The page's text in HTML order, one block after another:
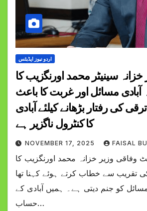
اردو نیوز اپڈیٹس
سینیٹر محمد اورنگزیب کا
آبادی مسائل اور غربت کا باعث
کی رفتار بڑھانے کیلئے آبادی
کا کنٹرول ناگزیر ہے
NOVEMBER 17, 2025 FAISAL
وفاقی وزیر خزانہ محمد اورنگزیب کا
تقریب سے خطاب کرتے ہوئے کہنا تھا
مسائل کو جنم دیتی ہے۔ ہمیں آبادی کے
حساب…